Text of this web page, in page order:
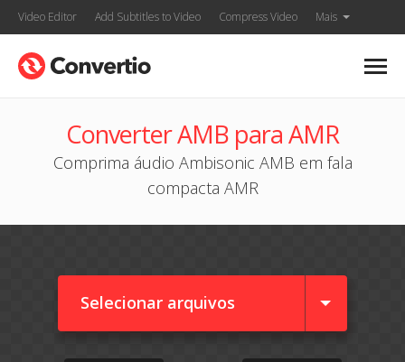
Video Editor Add Subtitles to Video Compress Video Mais
Converter AMB para AMR
Comprima áudio Ambisonic AMB em fala
compacta AMR
Selecionar arquivos